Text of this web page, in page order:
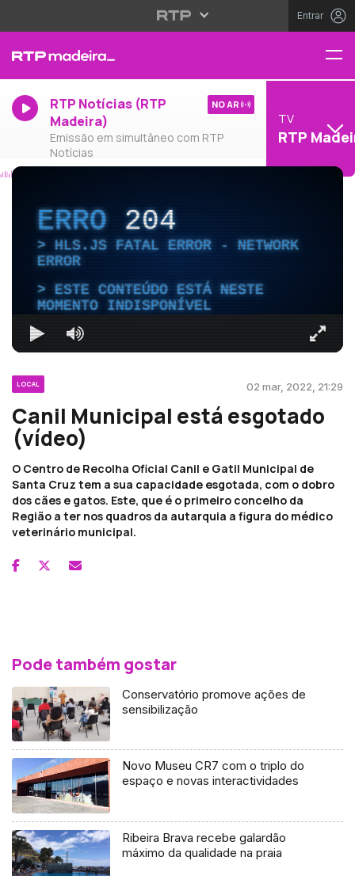
Entrar
RTP Notícias (RTP
Madeira)
Emissão em simultâneo com RTP
Notícias
NO AR
TV
RTP
ERRO204
HLS.JS FATAL ERROR - NETWORK
ERROR
ESTE CONTEÚDO ESTÁ NESTE
MOMENTO INDISPONÍVEL
LOCAL 02 mar, 2022, 21:29
Canil Municipal está esgotado
(vídeo)
O Centro de Recolha Oficial Canil e Gatil Municipal de
Santa Cruz tem a sua capacidade esgotada, com o dobro
dos cães e gatos. Este, que é o primeiro concelho da
Região a ter nos quadros da autarquia a figura do médico
veterinário municipal.
Pode também gostar
Conservatório promove ações de
sensibilização
Novo Museu CR7 com o triplo do
espaço e novas interactividades
Ribeira Brava recebe galardão
máximo da qualidade na praia